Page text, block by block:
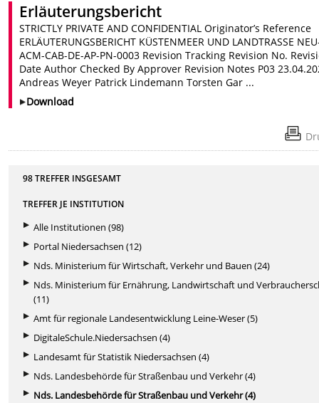
Erläuterungsbericht
STRICTLY PRIVATE AND CONFIDENTIAL Originator’s Reference
ERLÄUTERUNGSBERICHT KÜSTENMEER UND LANDTRASSE
ACM-CAB-DE-AP-PN-0003 Revision Tracking Revision No.
Date Author Checked By Approver Revision Notes P03
Andreas Weyer Patrick Lindemann Torsten Gar ...
Download
98 TREFFER INSGESAMT
TREFFER JE INSTITUTION
Alle Institutionen (98)
Portal Niedersachsen (12)
Nds. Ministerium für Wirtschaft, Verkehr und Bauen (24)
Nds. Ministerium für Ernährung, Landwirtschaft und
(11)
Amt für regionale Landesentwicklung Leine-Weser (5)
DigitaleSchule.Niedersachsen (4)
Landesamt für Statistik Niedersachsen (4)
Nds. Landesbehörde für Straßenbau und Verkehr (4)
Nds. Landesbehörde für Straßenbau und Verkehr (4)